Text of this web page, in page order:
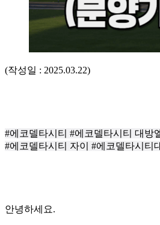
(작성일 : 2025.03.22)
#에코델타시티 #에코델타시티 대방
#에코델타시티 자이 #에코델타시티
안녕하세요.